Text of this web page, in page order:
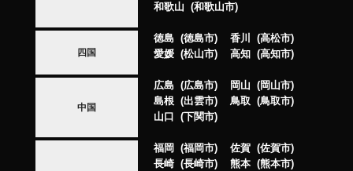
和歌山
和歌山市
四国
徳島 徳島市 香川
高松市
愛媛
松山市 高知 高知市
中国
広島 広島市 岡山
岡山市
島根
出雲市 鳥取
鳥取市
山口
下関市
福岡 福岡市 佐賀
佐賀市
長崎
長崎市 熊本
熊本市